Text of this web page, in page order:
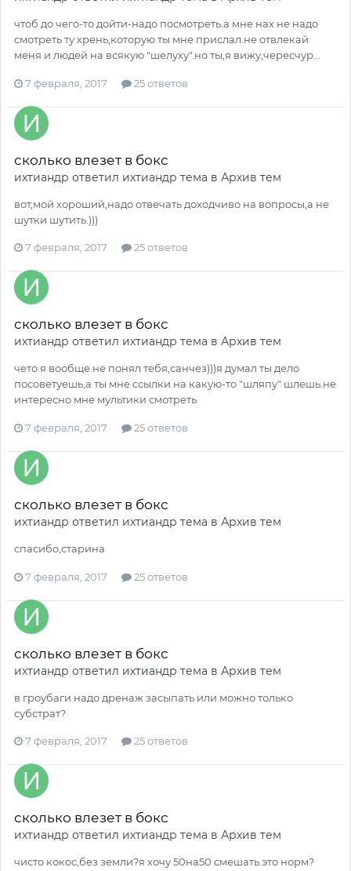
чтоб до чего-то дойти-надо посмотреть.а мне нах не надо
смотреть ту хрень,которую ты мне прислал.не отвлекай
меня и людей на всякую "шелуху".но ты,я вижу,чересчур...
7 февраля, 2017 25 ответов
сколько влезет в бокс
ихтиандр ответил ихтиандр тема в Архив тем
вот,мой хороший,надо отвечать доходчиво на вопросы,а не
шутки шутить.)))
7 февраля, 2017 25 ответов
сколько влезет в бокс
ихтиандр ответил ихтиандр тема в Архив тем
чето я вообще не понял тебя,санчез)))я думал ты дело
посоветуешь,а ты мне ссылки на какую-то "шляпу" шлешь.не
интересно мне мультики смотреть
7 февраля, 2017 25 ответов
сколько влезет в бокс
ихтиандр ответил ихтиандр тема в Архив тем
спасибо,старина
7 февраля, 2017 25 ответов
сколько влезет в бокс
ихтиандр ответил ихтиандр тема в Архив тем
в гроубаги надо дренаж засыпать или можно только
субстрат?
7 февраля, 2017 25 ответов
сколько влезет в бокс
ихтиандр ответил ихтиандр тема в Архив тем
чисто кокос,без земли?я хочу 50на50 смешать.это норм?